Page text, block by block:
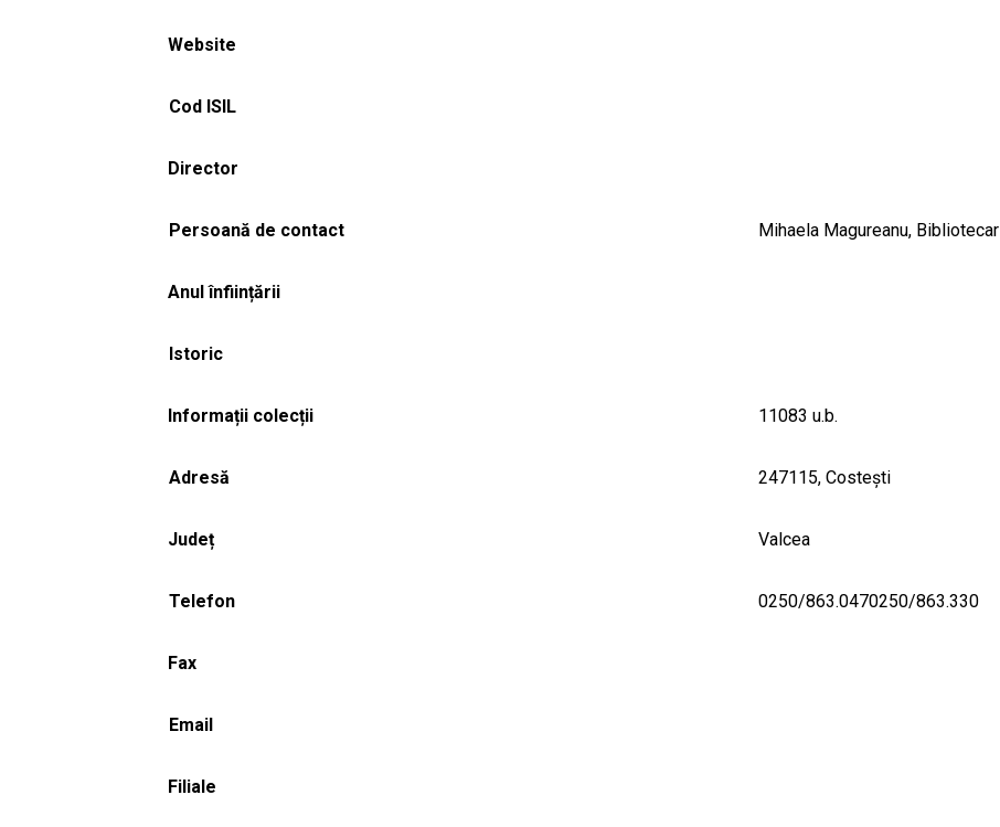
Website
Cod ISIL
Director
Persoană de contact Mihaela Magureanu, Bibliotecar
Anul înființării
Istoric
Informații colecții 11083 u.b.
Adresă 247115, Costeşti
Județ Valcea
Telefon 0250/863.0470250/863.330
Fax
Email
Filiale